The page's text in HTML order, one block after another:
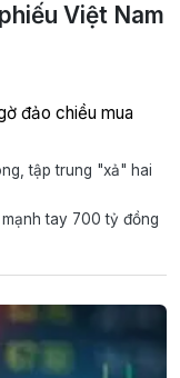
Việt Nam
đảo chiều mua
tập trung "xả" hai
tay 700 tỷ đồng